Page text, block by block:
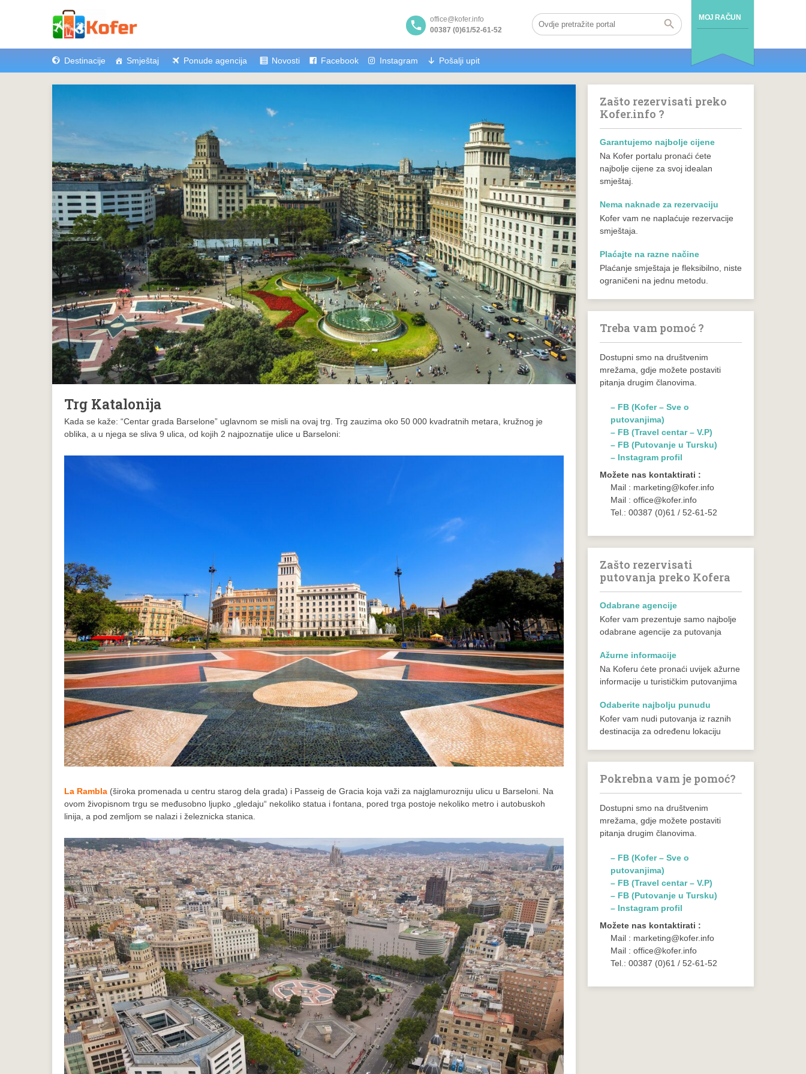
MOJ RAČUN
office@kofer.info
00387 (0)61/52-61-52
Destinacije Smještaj Ponude agencija Novosti Facebook Instagram Pošalji upit
Trg Katalonija
Kada se kaže: “Centar grada Barselone” uglavnom se misli na ovaj trg. Trg zauzima oko 50 000 kvadratnih metara, kružnog je
oblika, a u njega se sliva 9 ulica, od kojih 2 najpoznatije ulice u Barseloni:
La Rambla (široka promenada u centru starog dela grada) i Passeig de Gracia koja važi za najglamurozniju ulicu u Barseloni. Na
ovom živopisnom trgu se međusobno ljupko „gledaju“ nekoliko statua i fontana, pored trga postoje nekoliko metro i autobuskoh
linija, a pod zemljom se nalazi i železnicka stanica.
Zašto rezervisati preko
Kofer.info ?
Garantujemo najbolje cijene
Na Kofer portalu pronaći ćete
najbolje cijene za svoj idealan
smještaj.
Nema naknade za rezervaciju
Kofer vam ne naplaćuje rezervacije
smještaja.
Plaćajte na razne načine
Plaćanje smještaja je fleksibilno, niste
ograničeni na jednu metodu.
Treba vam pomoć ?
Dostupni smo na društvenim
mrežama, gdje možete postaviti
pitanja drugim članovima.
– FB (Kofer – Sve o
putovanjima)
– FB (Travel centar – V.P)
– FB (Putovanje u Tursku)
– Instagram profil
Možete nas kontaktirati :
Mail : marketing@kofer.info
Mail : office@kofer.info
Tel.: 00387 (0)61 / 52-61-52
Zašto rezervisati
putovanja preko Kofera
Odabrane agencije
Kofer vam prezentuje samo najbolje
odabrane agencije za putovanja
Ažurne informacije
Na Koferu ćete pronaći uvijek ažurne
informacije u turističkim putovanjima
Odaberite najbolju punudu
Kofer vam nudi putovanja iz raznih
destinacija za određenu lokaciju
Pokrebna vam je pomoć?
Dostupni smo na društvenim
mrežama, gdje možete postaviti
pitanja drugim članovima.
– FB (Kofer – Sve o
putovanjima)
– FB (Travel centar – V.P)
– FB (Putovanje u Tursku)
– Instagram profil
Možete nas kontaktirati :
Mail : marketing@kofer.info
Mail : office@kofer.info
Tel.: 00387 (0)61 / 52-61-52